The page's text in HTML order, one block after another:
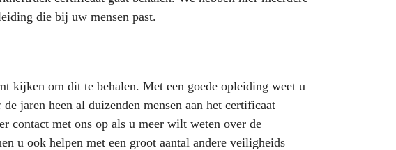
die bij uw mensen past.
kijken om dit te behalen. Met een goede opleiding weet u
jaren heen al duizenden mensen aan het certificaat
contact met ons op als u meer wilt weten over de
u ook helpen met een groot aantal andere veiligheids